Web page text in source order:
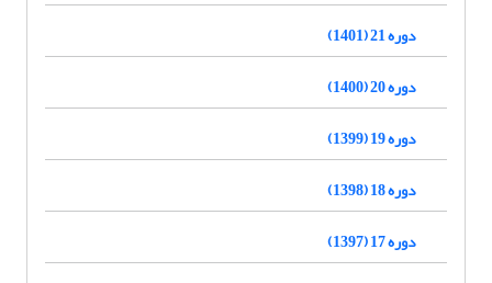
دوره 21 (1401)
دوره 20 (1400)
دوره 19 (1399)
دوره 18 (1398)
دوره 17 (1397)